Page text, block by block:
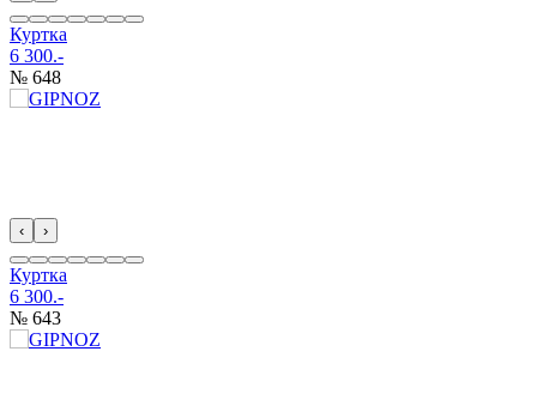
Куртка
6 300.-
№ 648
‹ ›
Куртка
6 300.-
№ 643